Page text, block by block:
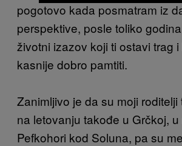
pogotovo kada posmatram iz
perspektive, posle toliko
životni izazov koji ti ostavi trag
kasnije dobro pamtiti.
Zanimljivo je da su moji roditelji
na letovanju takođe u Grčkoj, u
Pefkohori kod Soluna, pa su